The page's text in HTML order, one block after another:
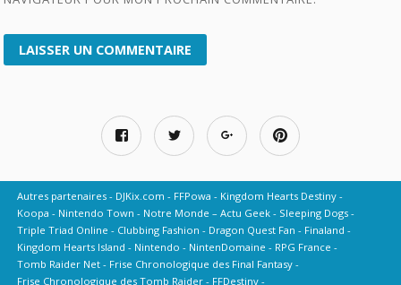
Autres partenaires DJKix.com FFPowa
Kingdom Hearts Destiny
Koopa
Nintendo Town Notre Monde – Actu Geek
Sleeping Dogs
Triple Triad Online
Clubbing Fashion Dragon Quest Fan
Finaland
Kingdom Hearts Island
Nintendo NintenDomaine
RPG France
Tomb Raider Net
Frise Chronologique des Final Fantasy
Frise Chronologique des Tomb Raider
FFDestiny